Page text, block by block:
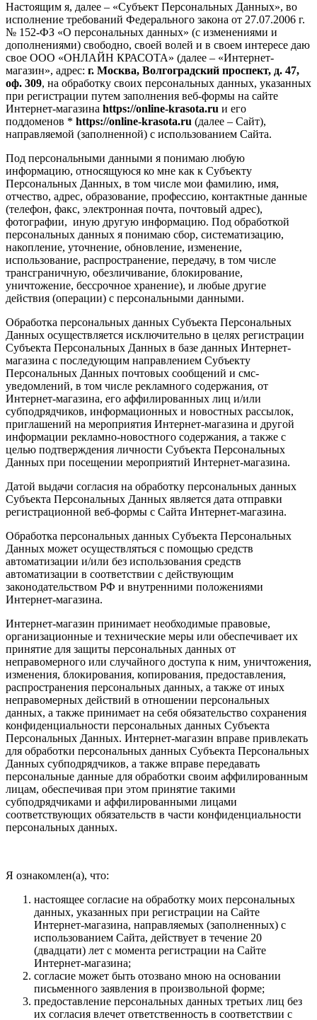
Настоящим я, далее – «Субъект Персональных Данных», во
исполнение требований Федерального закона от 27.07.2006 г.
№ 152-ФЗ «О персональных данных» (с изменениями и
дополнениями) свободно, своей волей и в своем интересе даю
свое ООО «ОНЛАЙН КРАСОТА» (далее – «Интернет-
магазин», адрес: г. Москва, Волгоградский проспект, д. 47,
оф. 309, на обработку своих персональных данных, указанных
при регистрации путем заполнения веб-формы на сайте
Интернет-магазина https://online-krasota.ru и его
поддоменов * https://online-krasota.ru (далее – Сайт),
направляемой (заполненной) с использованием Сайта.
Под персональными данными я понимаю любую
информацию, относящуюся ко мне как к Субъекту
Персональных Данных, в том числе мои фамилию, имя,
отчество, адрес, образование, профессию, контактные данные
(телефон, факс, электронная почта, почтовый адрес),
фотографии, иную другую информацию. Под обработкой
персональных данных я понимаю сбор, систематизацию,
накопление, уточнение, обновление, изменение,
использование, распространение, передачу, в том числе
трансграничную, обезличивание, блокирование,
уничтожение, бессрочное хранение), и любые другие
действия (операции) с персональными данными.
Обработка персональных данных Субъекта Персональных
Данных осуществляется исключительно в целях регистрации
Субъекта Персональных Данных в базе данных Интернет-
магазина с последующим направлением Субъекту
Персональных Данных почтовых сообщений и смс-
уведомлений, в том числе рекламного содержания, от
Интернет-магазина, его аффилированных лиц и/или
субподрядчиков, информационных и новостных рассылок,
приглашений на мероприятия Интернет-магазина и другой
информации рекламно-новостного содержания, а также с
целью подтверждения личности Субъекта Персональных
Данных при посещении мероприятий Интернет-магазина.
Датой выдачи согласия на обработку персональных данных
Субъекта Персональных Данных является дата отправки
регистрационной веб-формы с Сайта Интернет-магазина.
Обработка персональных данных Субъекта Персональных
Данных может осуществляться с помощью средств
автоматизации и/или без использования средств
автоматизации в соответствии с действующим
законодательством РФ и внутренними положениями
Интернет-магазина.
Интернет-магазин принимает необходимые правовые,
организационные и технические меры или обеспечивает их
принятие для защиты персональных данных от
неправомерного или случайного доступа к ним, уничтожения,
изменения, блокирования, копирования, предоставления,
распространения персональных данных, а также от иных
неправомерных действий в отношении персональных
данных, а также принимает на себя обязательство сохранения
конфиденциальности персональных данных Субъекта
Персональных Данных. Интернет-магазин вправе привлекать
для обработки персональных данных Субъекта Персональных
Данных субподрядчиков, а также вправе передавать
персональные данные для обработки своим аффилированным
лицам, обеспечивая при этом принятие такими
субподрядчиками и аффилированными лицами
соответствующих обязательств в части конфиденциальности
персональных данных.
Я ознакомлен(а), что:
настоящее согласие на обработку моих персональных
данных, указанных при регистрации на Сайте
Интернет-магазина, направляемых (заполненных) с
использованием Cайта, действует в течение 20
(двадцати) лет с момента регистрации на Cайте
Интернет-магазина;
согласие может быть отозвано мною на основании
письменного заявления в произвольной форме;
предоставление персональных данных третьих лиц без
их согласия влечет ответственность в соответствии с